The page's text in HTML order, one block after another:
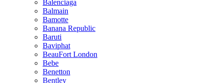
Balenciaga
Balmain
Bamotte
Banana Republic
Baruti
Baviphat
BeauFort London
Bebe
Benetton
Bentley